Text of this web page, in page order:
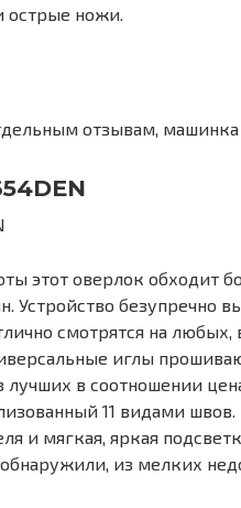
острые ножи.
отзывам,
этот оверлок обходит
Устройство безупречно
смотрятся на
иглы
лучших в соотношении
11 видами
и мягкая, яркая
из мелких